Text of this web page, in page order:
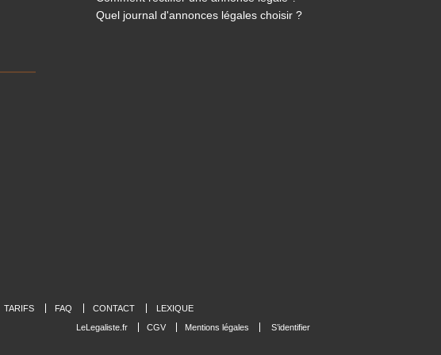
vos préférences pour contrôler la manière dont vos informations sont manipulées.
Quel journal d'annonces légales choisir ?
TARIFS FAQ CONTACT LEXIQUE
LeLegaliste.fr CGV Mentions légales S’identifier